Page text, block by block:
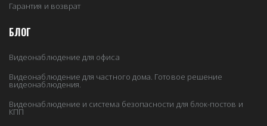
Гарантия и возврат
БЛОГ
Видеонаблюдение для офиса
Видеонаблюдение для частного дома. Готовое решение
видеонаблюдения.
Видеонаблюдение и система безопасности для блок-постов и
КПП